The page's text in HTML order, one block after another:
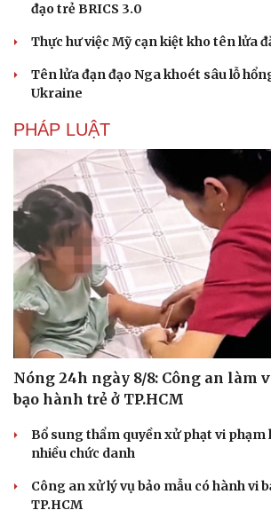
Du lịch
Tư vấn
check-in
Câu
Cửa sổ
đạo trẻ BRICS 3.0
Thực hư việc Mỹ cạn kiệt kho tên lửa
Tên lửa đạn đạo Nga khoét sâu lỗ
Ukraine
PHÁP LUẬT
Nóng 24h ngày 8/8: Công an làm
bạo hành trẻ ở TP.HCM
Bổ sung thẩm quyền xử phạt vi phạm
nhiều chức danh
Công an xử lý vụ bảo mẫu có hành vi
TP.HCM